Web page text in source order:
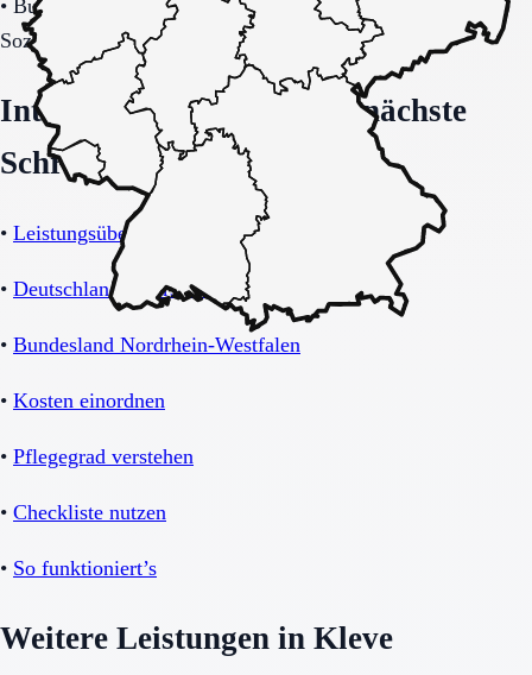
• Budget-/Kostenträgerrahmen (privat, Pflegekasse,
Sozialhilfe möglich).
Interne Orientierung und nächste
Schritte
• Leistungsübersicht Betreutes Wohnen
• Deutschland-Übersicht
• Bundesland Nordrhein-Westfalen
• Kosten einordnen
• Pflegegrad verstehen
• Checkliste nutzen
• So funktioniert’s
Weitere Leistungen in Kleve